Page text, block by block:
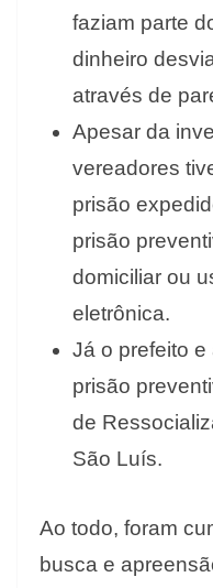
faziam parte
dinheiro
através de
Apesar da
vereadores
prisão
prisão
domiciliar ou
eletrônica.
Já o prefeito
prisão
de
São Luís.
Ao todo, foram
busca e